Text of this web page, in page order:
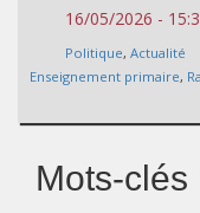
16/05/2026 -
Politique, Actualité
Enseignement primaire,
Mots-